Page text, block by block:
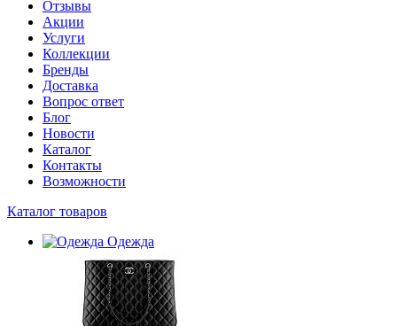
Отзывы
Акции
Услуги
Коллекции
Бренды
Доставка
Вопрос ответ
Блог
Новости
Каталог
Контакты
Возможности
Каталог товаров
Одежда